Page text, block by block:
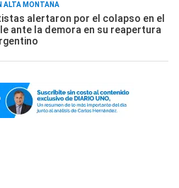
ALTA MONTAÑA
alertaron por el colapso en el
ante la demora en su reapertura